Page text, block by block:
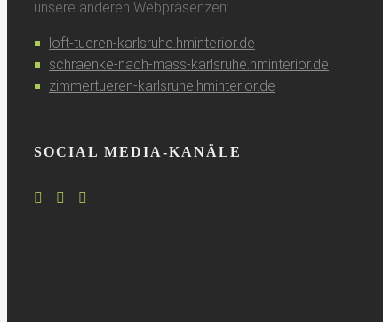
unsere anderen Webpräsenzen:
loft-tueren-karlsruhe.hminterior.de
schraenke-nach-mass-karlsruhe.hminterior.de
zimmertueren-karlsruhe.hminterior.de
SOCIAL MEDIA-KANÄLE